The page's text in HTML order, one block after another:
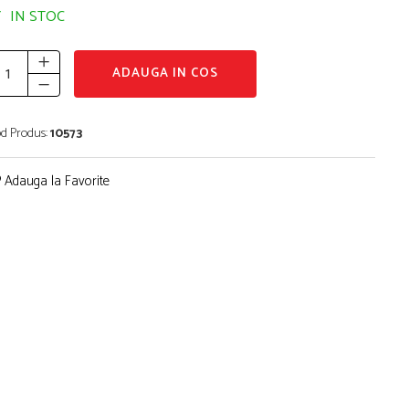
IN STOC
ADAUGA IN COS
Produs:10573
Adauga la Favorite